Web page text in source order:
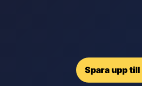
Spara upp